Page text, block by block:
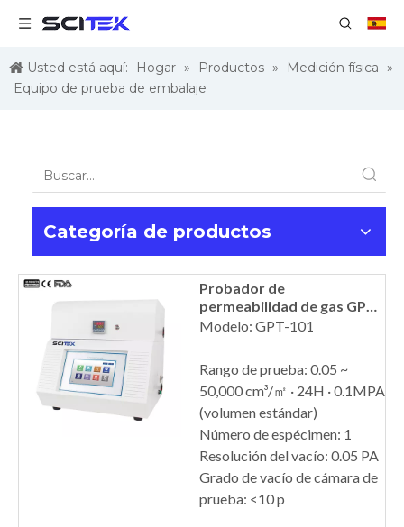
Usted está aquí: Hogar » Productos » Medición física »
Equipo de prueba de embalaje
Categoría de productos
Probador de
permeabilidad de gas GPT-
101
Modelo: GPT-101
Rango de prueba: 0.05 ~
50,000 cm³/㎡ · 24H · 0.1MPA
(volumen estándar)
Número de espécimen: 1
Resolución del vacío: 0.05 PA
Grado de vacío de cámara de
prueba: <10 p